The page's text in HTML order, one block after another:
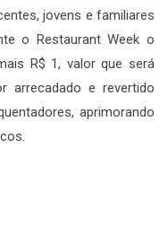
jovens e familiares
o Restaurant Week o
R$ 1, valor que será
arrecadado e revertido
aprimorando